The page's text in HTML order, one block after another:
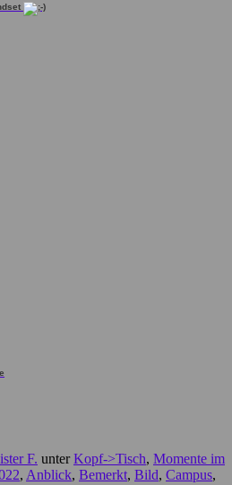
F. unterKopf->Tisch, Momente im
, Anblick, Bemerkt, Bild, Campus,